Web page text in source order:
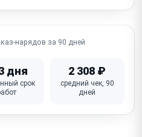
плата управления
двери, полок
нарядов за 90 дней
дня
срок
2 308 ₽
средний чек, 90
дней